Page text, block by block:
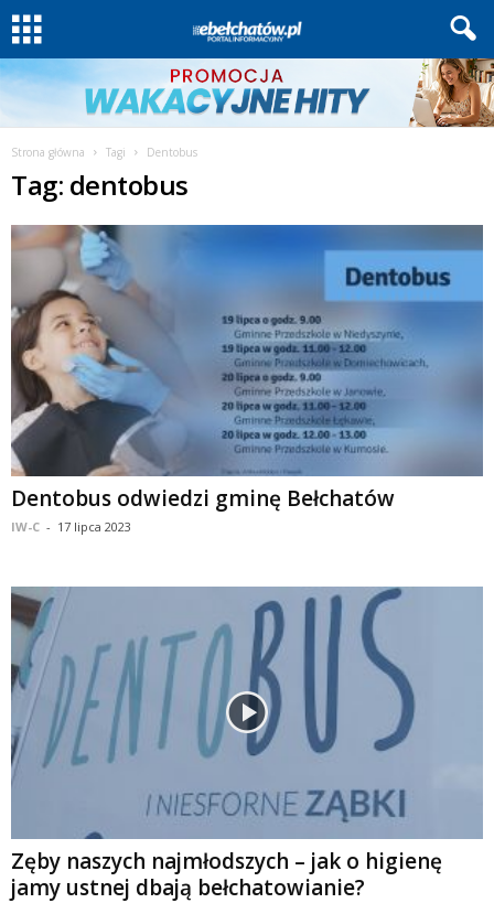
Strona główna Tagi Dentobus
Tag: dentobus
Dentobus odwiedzi gminę Bełchatów
IW-C - 17 lipca 2023
Zęby naszych najmłodszych – jak o higienę
jamy ustnej dbają bełchatowianie?